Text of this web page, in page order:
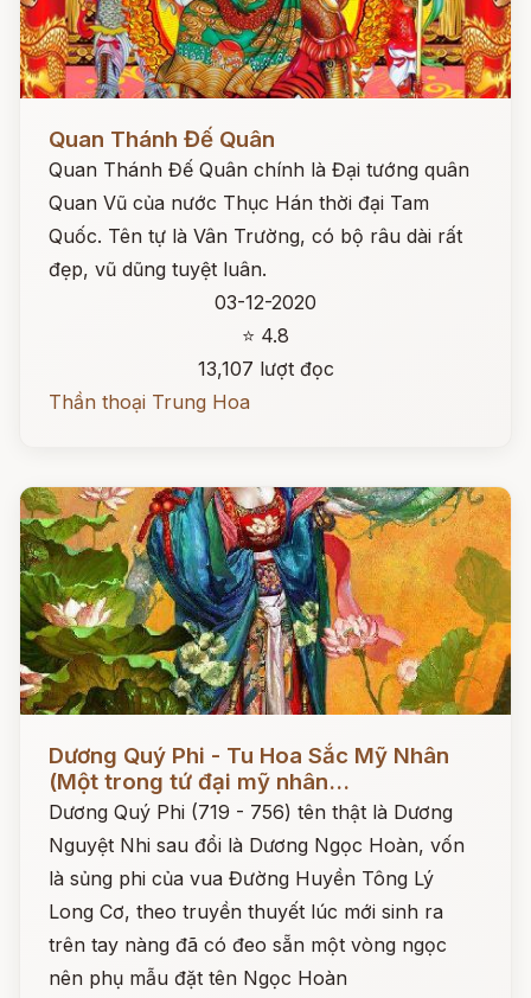
Quan Thánh Đế Quân
Quan Thánh Đế Quân chính là Đại tướng quân
Quan Vũ của nước Thục Hán thời đại Tam
Quốc. Tên tự là Vân Trường, có bộ râu dài rất
đẹp, vũ dũng tuyệt luân.
03-12-2020
⭐ 4.8
13,107 lượt đọc
Thần thoại Trung Hoa
Dương Quý Phi - Tu Hoa Sắc Mỹ Nhân
(Một trong tứ đại mỹ nhân...
Dương Quý Phi (719 - 756) tên thật là Dương
Nguyệt Nhi sau đổi là Dương Ngọc Hoàn, vốn
là sủng phi của vua Đường Huyền Tông Lý
Long Cơ, theo truyền thuyết lúc mới sinh ra
trên tay nàng đã có đeo sẵn một vòng ngọc
nên phụ mẫu đặt tên Ngọc Hoàn